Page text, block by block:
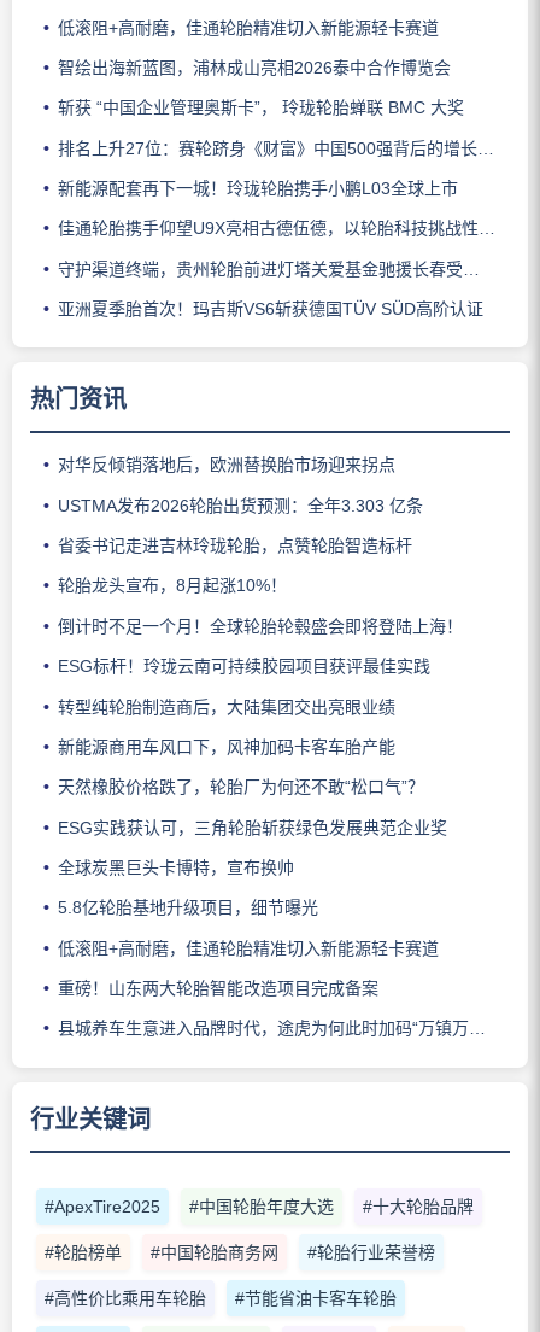
低滚阻+高耐磨，佳通轮胎精准切入新能源轻卡赛道
智绘出海新蓝图，浦林成山亮相2026泰中合作博览会
斩获 “中国企业管理奥斯卡”， 玲珑轮胎蝉联 BMC 大奖
排名上升27位：赛轮跻身《财富》中国500强背后的增长逻辑
新能源配套再下一城！玲珑轮胎携手小鹏L03全球上市
佳通轮胎携手仰望U9X亮相古德伍德，以轮胎科技挑战性能边界
守护渠道终端，贵州轮胎前进灯塔关爱基金驰援长春受灾门店
亚洲夏季胎首次！玛吉斯VS6斩获德国TÜV SÜD高阶认证
热门资讯
对华反倾销落地后，欧洲替换胎市场迎来拐点
USTMA发布2026轮胎出货预测：全年3.303 亿条
省委书记走进吉林玲珑轮胎，点赞轮胎智造标杆
轮胎龙头宣布，8月起涨10%！
倒计时不足一个月！全球轮胎轮毂盛会即将登陆上海！
ESG标杆！玲珑云南可持续胶园项目获评最佳实践
转型纯轮胎制造商后，大陆集团交出亮眼业绩
新能源商用车风口下，风神加码卡客车胎产能
天然橡胶价格跌了，轮胎厂为何还不敢“松口气”？
ESG实践获认可，三角轮胎斩获绿色发展典范企业奖
全球炭黑巨头卡博特，宣布换帅
5.8亿轮胎基地升级项目，细节曝光
低滚阻+高耐磨，佳通轮胎精准切入新能源轻卡赛道
重磅！山东两大轮胎智能改造项目完成备案
县城养车生意进入品牌时代，途虎为何此时加码“万镇万店”？
行业关键词
#ApexTire2025 #中国轮胎年度大选 #十大轮胎品牌
#轮胎榜单 #中国轮胎商务网 #轮胎行业荣誉榜
#高性价比乘用车轮胎 #节能省油卡客车轮胎